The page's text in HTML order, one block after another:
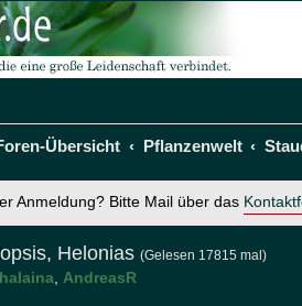
Übersicht Pflanzenwelt
Anmeldung? Bitte Mail über das
Helonias (Gelesen 17815 mal)
AndreasR